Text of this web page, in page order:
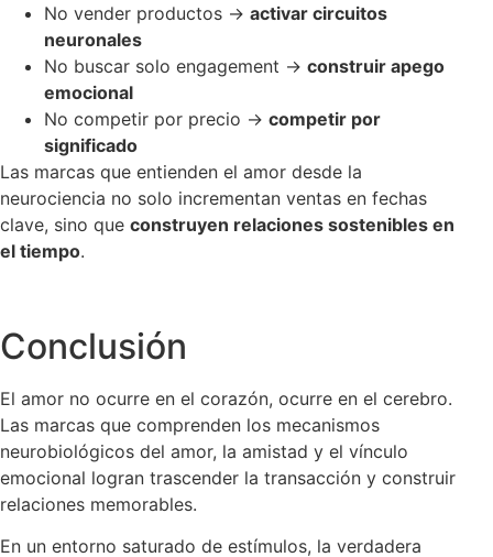
No vender productos → activar circuitos
neuronales
No buscar solo engagement → construir apego
emocional
No competir por precio → competir por
significado
Las marcas que entienden el amor desde la
neurociencia no solo incrementan ventas en fechas
clave, sino que construyen relaciones sostenibles en
el tiempo.
Conclusión
El amor no ocurre en el corazón, ocurre en el cerebro.
Las marcas que comprenden los mecanismos
neurobiológicos del amor, la amistad y el vínculo
emocional logran trascender la transacción y construir
relaciones memorables.
En un entorno saturado de estímulos, la verdadera